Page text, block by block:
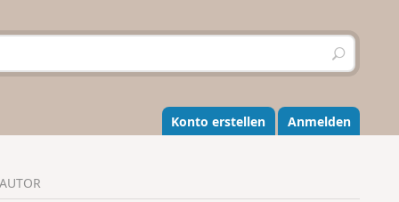
S
u
h
e
n
Konto erstellen Anmelden
AUTOR